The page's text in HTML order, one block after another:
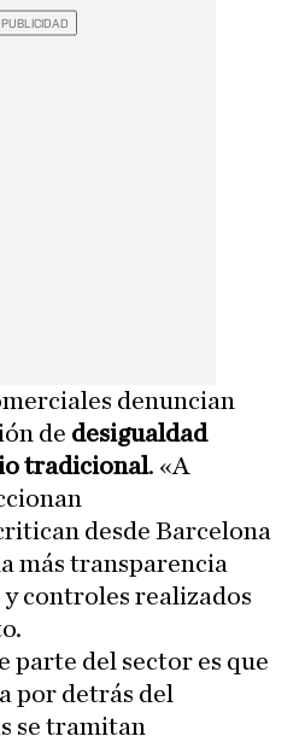
denuncian
de desigualdad
tradicional. «A
desde Barcelona
más transparencia
y controles realizados
parte del sector es que
por detrás del
se tramitan